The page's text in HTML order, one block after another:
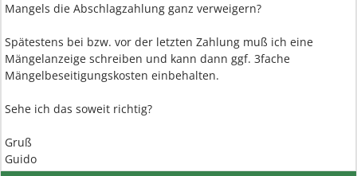
Mangels die Abschlagzahlung ganz verweigern?
Spätestens bei bzw. vor der letzten Zahlung muß ich eine
Mängelanzeige schreiben und kann dann ggf. 3fache
Mängelbeseitigungskosten einbehalten.
Sehe ich das soweit richtig?
Gruß
Guido